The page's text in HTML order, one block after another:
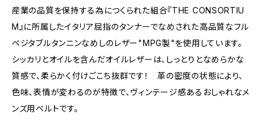
産業の品質を保持する為につくられた組合『THE CONSORTIU
M』に所属したイタリア屈指のタンナーでなめされた高品質なフル
ベジタブルタンニンなめしのレザー"MPG製"を使用しています。
シッカリとオイルを含んだオイルレザーは、しっとりとなめらかな
質感で、柔らかく付けごこち抜群です！ 革の密度の状態により、
色味、表情が変わるのが特徴で、ヴィンテージ感あるおしゃれなメ
ンズ用ベルトです。